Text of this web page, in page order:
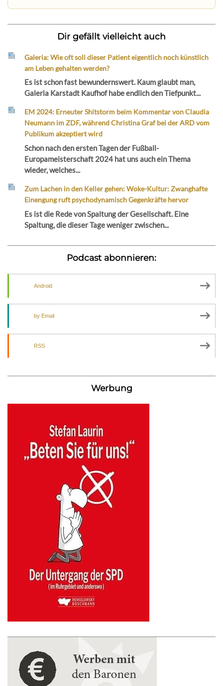
Dir gefällt vielleicht auch
Galeria: Wie oft soll dieser Patient eigentlich noch künstlich
am Leben gehalten werden?
Es ist schon fast bewundernswert. Kaum glaubt man,
Galeria Karstadt Kaufhof habe endlich den Tiefpunkt...
EM 2024: Erneuter Shitstorm beim Kommentar von Claudia
Neumann im ZDF, während Christina Graf bei der ARD vom
Publikum akzeptiert wird
Schon nach den ersten Tagen der Fußball-
Europameisterschaft 2024 hat uns auch ein Thema
wieder, welches...
Zum Lachen in den Keller gehen: Woke-Kultur: Zwanghafte
Einengung ruft psychodynamisch Gegenkräfte hervor
Es ist die Rede von Spaltung der Gesellschaft. Eine
Spaltung, die dieser Tage weniger zwischen...
Podcast abonnieren:
Android
by Email
RSS
Werbung